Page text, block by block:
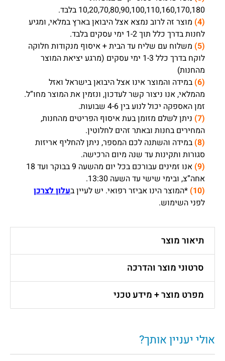
10,20,70,80,90,100,110,160,170,180 בלבד.
(4)
מוצר זה לרוב נמצא אצל היבואן בארץ במלאי, ומגיע
לחנות בדרך כלל תוך 1-2 ימי עסקים בלבד.
(5)
משלוח עם שליח עד הבית + איסוף מנקודות חלוקה
לוקח בדרך כלל 1-3 ימי עסקים (מרגע יציאת המוצר
מהחנות)
(6)
במידה והמוצר אינו אצל היבואן בישראל ואזל
מהמלאי, אנו ניצור קשר לעדכון, ונזמין את המוצר מחו”ל.
זמן האספקה יכול לנוע בין 4-6 שבועות.
(7)
ניתן לשלם מזומן בעת איסוף הפריטים מהחנות,
המחירים בחנות ובאתר זהים לחלוטין.
(8)
במידה והשתנה לכם המספר, ניתן להחליף אריזות
סגורות ותקינות עד שנה מיום הרכישה.
(9)
אנו זמינים עבורכם בכל יום מהשעה 9 בבוקר ועד 18
אחה”צ, ובימי שישי עד השעה 13:30.
(10)
*המוצר הינו אביזר רפואי. יש לעיין בעלון לצרכן
לפני השימוש.
תיאור מוצר
סרטוני מוצר והדרכה
מפרט מוצר + מידע טכני
אולי יעניין אותך?